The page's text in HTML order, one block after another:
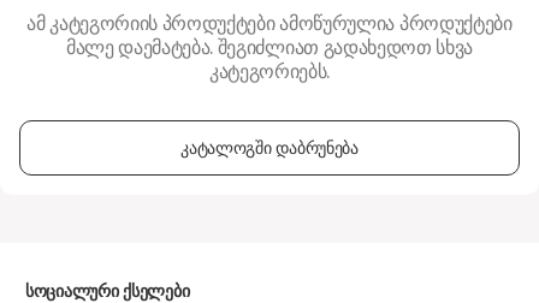
ამ კატეგორიის პროდუქტები ამოწურულია პროდუქტები
მალე დაემატება. შეგიძლიათ გადახედოთ სხვა
კატეგორიებს.
კატალოგში დაბრუნება
სოციალური ქსელები